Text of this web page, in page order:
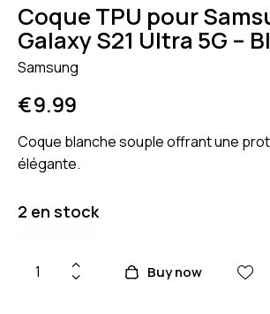
Coque TPU pour
Galaxy S21 Ultra 5G –
Samsung
€9.99
Coque blanche souple offrant une
élégante.
2 en stock
Buy now